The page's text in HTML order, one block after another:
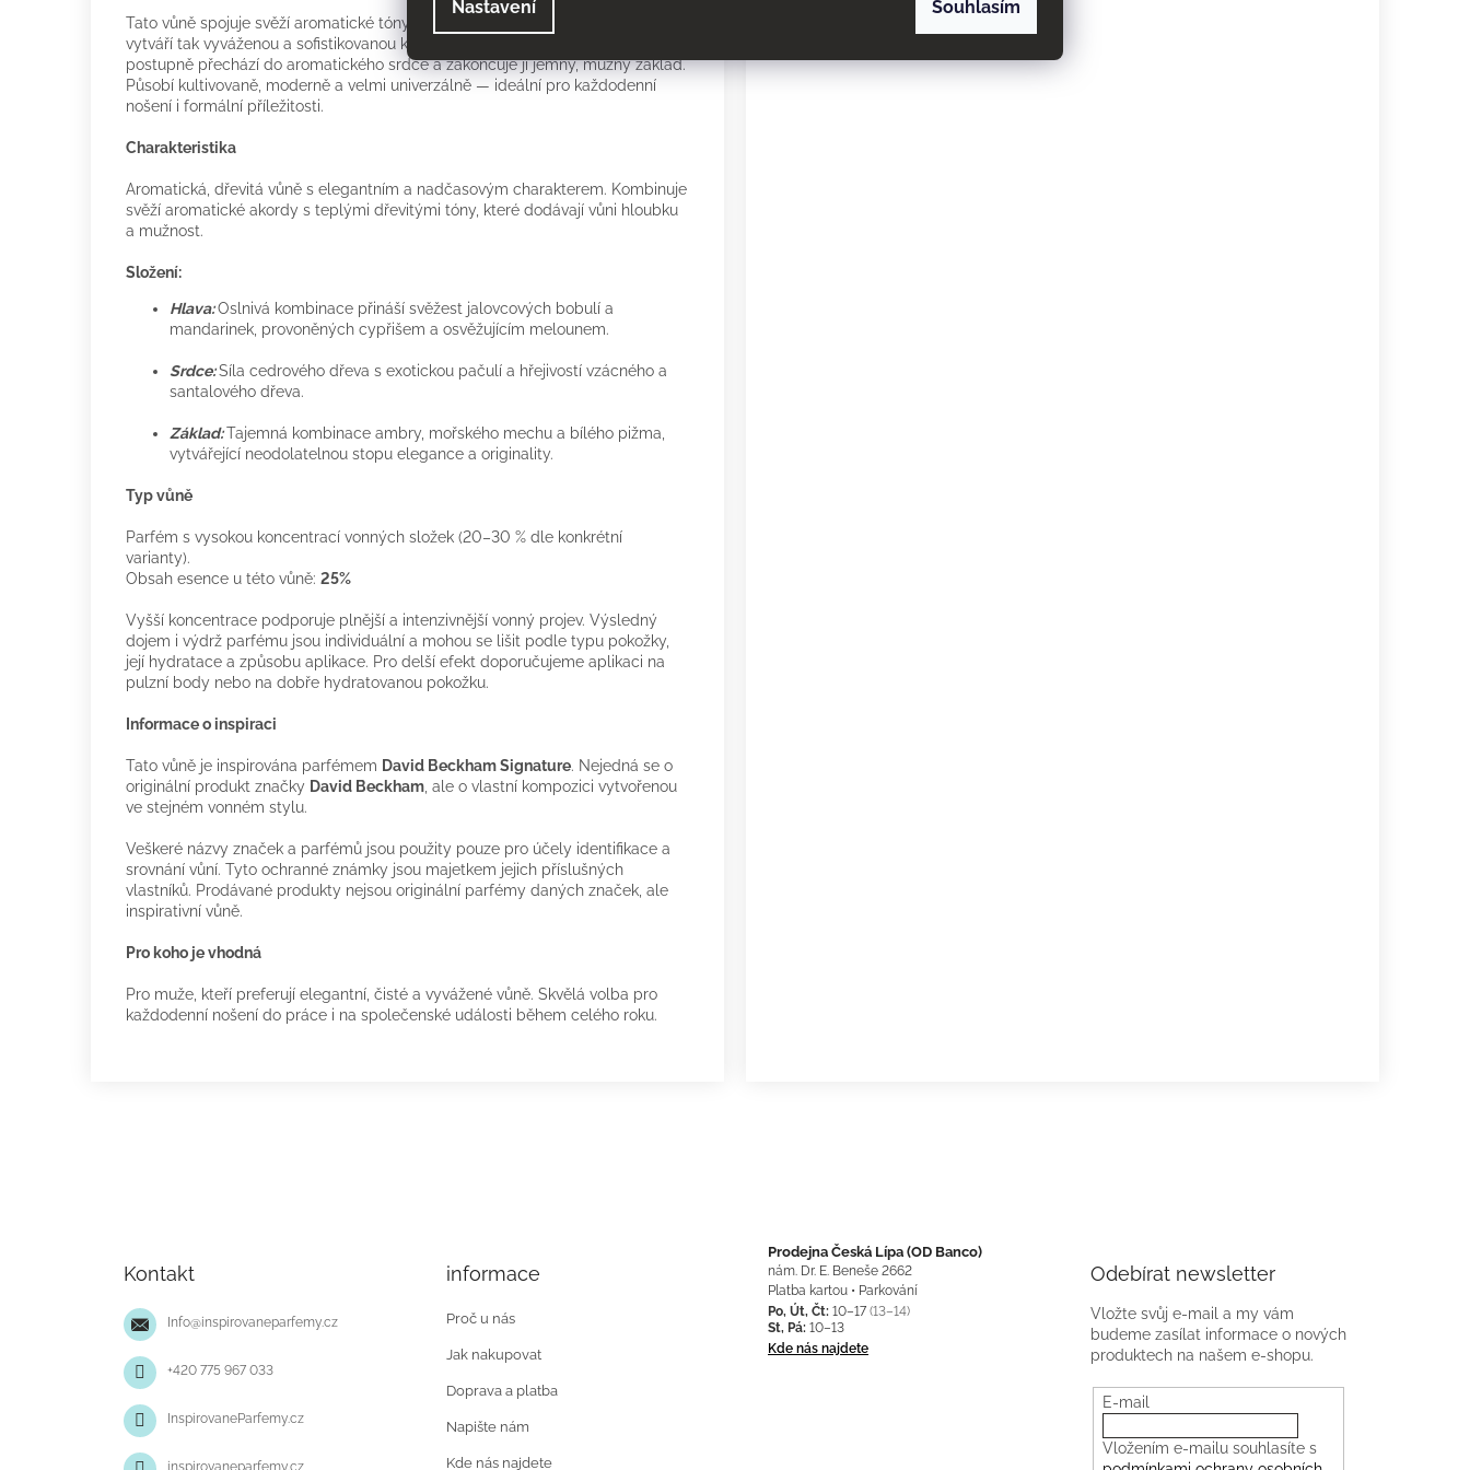
Nastavení Souhlasím
Tato vůně spojuje svěží aromatické tóny s hřejivým dřevitým základem a
vytváří tak vyváženou a sofistikovanou kompozici. Otevírá se lehkou svěžestí,
postupně přechází do aromatického srdce a zakončuje ji jemný, mužný základ.
Působí kultivovaně, moderně a velmi univerzálně — ideální pro každodenní
nošení i formální příležitosti.
Charakteristika
Aromatická, dřevitá vůně s elegantním a nadčasovým charakterem. Kombinuje
svěží aromatické akordy s teplými dřevitými tóny, které dodávají vůni hloubku
a mužnost.
Složení:
Hlava:Oslnivá kombinace přináší svěžest jalovcových bobulí a
mandarinek, provoněných cypřišem a osvěžujícím melounem.
Srdce:Síla cedrového dřeva s exotickou pačulí a hřejivostí vzácného a
santalového dřeva.
Základ:Tajemná kombinace ambry, mořského mechu a bílého pižma,
vytvářející neodolatelnou stopu elegance a originality.
Typ vůně
Parfém s vysokou koncentrací vonných složek (20–30 % dle konkrétní
varianty).
Obsah esence u této vůně: 25%
Vyšší koncentrace podporuje plnější a intenzivnější vonný projev. Výsledný
dojem i výdrž parfému jsou individuální a mohou se lišit podle typu pokožky,
její hydratace a způsobu aplikace. Pro delší efekt doporučujeme aplikaci na
pulzní body nebo na dobře hydratovanou pokožku.
Informace o inspiraci
Tato vůně je inspirována parfémem David Beckham Signature. Nejedná se o
originální produkt značky David Beckham , ale o vlastní kompozici vytvořenou
ve stejném vonném stylu.
Veškeré názvy značek a parfémů jsou použity pouze pro účely identifikace a
srovnání vůní. Tyto ochranné známky jsou majetkem jejich příslušných
vlastníků. Prodávané produkty nejsou originální parfémy daných značek, ale
inspirativní vůně.
Pro koho je vhodná
Pro muže, kteří preferují elegantní, čisté a vyvážené vůně. Skvělá volba pro
každodenní nošení do práce i na společenské události během celého roku.
Kontakt
Info@inspirovaneparfemy.cz
+420 775 967 033
InspirovaneParfemy.cz
inspirovaneparfemy.cz
informace
Proč u nás
Jak nakupovat
Doprava a platba
Napište nám
Kde nás najdete
Prodejna Česká Lípa (OD Banco)
nám. Dr. E. Beneše 2662
Platba kartou • Parkování
Po, Út, Čt: 10–17 (13–14)
St, Pá: 10–13
Kde nás najdete
Odebírat newsletter
Vložte svůj e-mail a my vám
budeme zasílat informace o nových
produktech na našem e-shopu.
E-mail
Vložením e-mailu souhlasíte s